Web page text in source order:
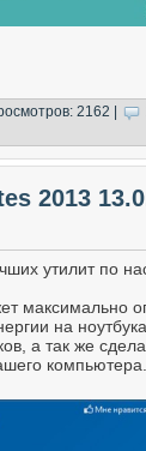
2162 |
2013
утилит по
максимально
на
а так же
компьютера.